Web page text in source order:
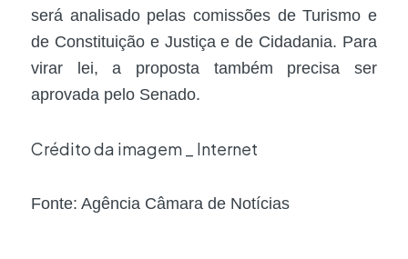
será analisado pelas comissões de Turismo e
de Constituição e Justiça e de Cidadania. Para
virar lei, a proposta também precisa ser
aprovada pelo Senado.
Crédito da imagem _ Internet
Fonte: Agência Câmara de Notícias